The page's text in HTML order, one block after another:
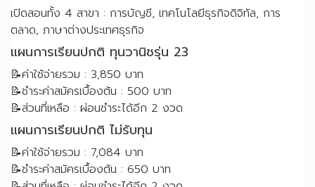
เปิดสอนทั้ง 4 สาขา : การบัญชี, เทคโนโลยีธุรกิจดิจิทัล, การ
ตลาด, ภาษาต่างประเทศธุรกิจ
แผนการเรียนปกติ ทุนวานิชรุ่น 23
📝ค่าใช้จ่ายรวม : 3,850 บาท
📝ชำระค่าสมัครเบื้องต้น : 500 บาท
📝ส่วนที่เหลือ : ผ่อนชำระได้อีก 2 งวด
แผนการเรียนปกติ ไม่รับทุน
📝ค่าใช้จ่ายรวม : 7,084 บาท
📝ชำระค่าสมัครเบื้องต้น : 650 บาท